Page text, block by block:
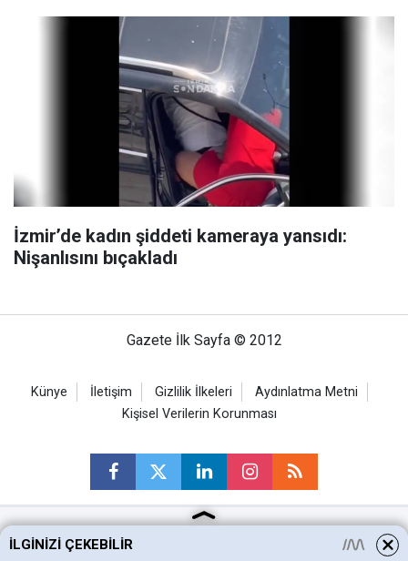
İzmir’de kadın şiddeti kameraya yansıdı:
Nişanlısını bıçakladı
Gazete İlk Sayfa © 2012
Künye İletişim Gizlilik İlkeleri
Aydınlatma Metni
Kişisel Verilerin Korunması
Ankara Haberleri
İLGINIZI ÇEKEBILIR